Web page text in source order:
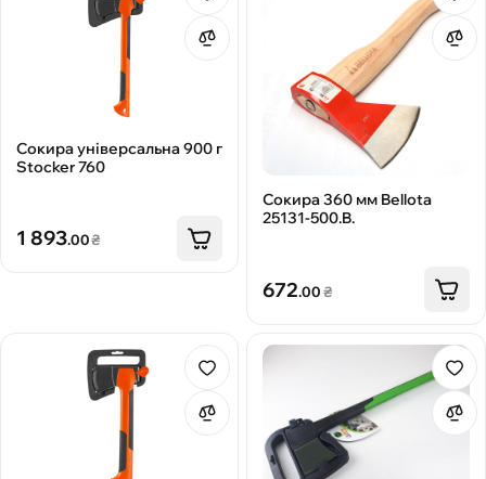
Сокира універсальна 900 г
Stocker 760
1 893.00₴
Сокира 360 мм Bellota
25131-500.B.
672.00₴